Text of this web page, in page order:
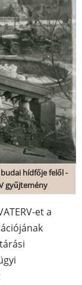
hídfője felől -
gyűjtemény
et a